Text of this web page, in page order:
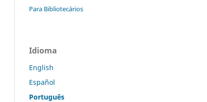
Para Bibliotecários
Idioma
English
Español
Português